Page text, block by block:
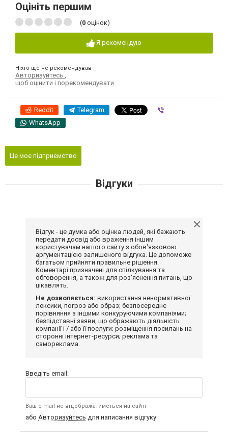
Оцініть першим
(0 оцінок)
Я рекомендую
Ніхто ще не рекомендував
Авторизуйтесь
щоб оцінити і порекомендувати
Reddit Telegram
WhatsApp
Це моє підприємство
Відгуки
Відгук - це думка або оцінка людей, які бажають
передати досвід або враження іншим
користувачам нашого сайту з обов'язковою
аргументацією залишеного відгука. Це допоможе
багатьом прийняти правильне рішення.
Коментарі призначені для спілкування та
обговорення, а також для роз'яснення питань, що
цікавлять.
Не дозволяється: використання ненормативної
лексики, погроз або образ; безпосереднє
порівняння з іншими конкуруючими компаніями;
безпідставні заяви, що ображають діяльність
компанії і / або її послуги; розміщення посилань на
сторонні інтернет-ресурси; реклама та
самореклама.
Введіть email:
Ваш e-mail не відображатиметься на сайті
або Авторизуйтесь для написання відгуку